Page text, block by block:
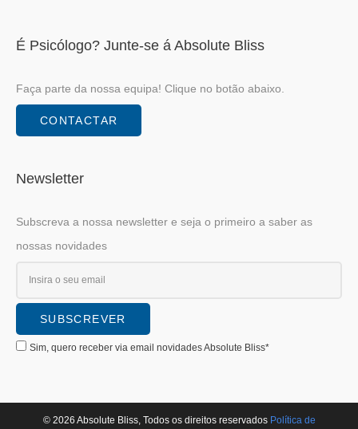
É Psicólogo? Junte-se á Absolute Bliss
Faça parte da nossa equipa! Clique no botão abaixo.
CONTACTAR
Newsletter
Subscreva a nossa newsletter e seja o primeiro a saber as
nossas novidades
Sim, quero receber via email novidades Absolute Bliss*
© 2026 Absolute Bliss, Todos os direitos reservados Polí­tica de